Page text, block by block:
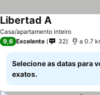
Casa/apartamento inteiro
Libertad A
9,6 Excelente 32 a 0.7
Selecione as datas para
exatos.